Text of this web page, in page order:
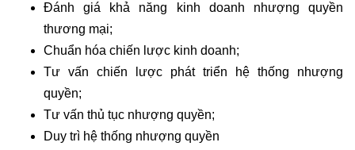
Đánh giá khả năng kinh doanh nhượng quyền
thương mại;
Chuẩn hóa chiến lược kinh doanh;
Tư vấn chiến lược phát triển hệ thống nhượng
quyền;
Tư vấn thủ tục nhượng quyền;
Duy trì hệ thống nhượng quyền